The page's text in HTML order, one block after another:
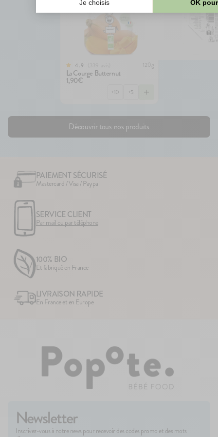
4.9 120g
La Courge Butternut
1,90€
+10 +5
Découvrir tous nos produits
PAIEMENT SÉCURISÉ
Mastercard / Visa / Paypal
SERVICE CLIENT
Par mail ou par téléphone
100% BIO
Et fabriqué en France
LIVRAISON RAPIDE
En France et en Europe
Newsletter
Inscrivez-vous à notre news pour recevoir des codes promo et des mots